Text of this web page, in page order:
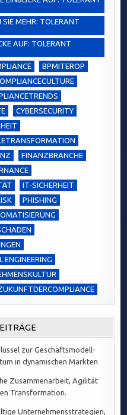
SIE MEHR: TOLERANT
AUF: TOLERANT
BPMITEROP
CYBERSECURITY
FINANZBRANCHE
IT-SICHERHEIT
PHISHING
ENGINEERING
zur Geschäftsmodell-
in dynamischen Märkten
Zusammenarbeit, Agilität
Transformation.
Unternehmensstrategien,